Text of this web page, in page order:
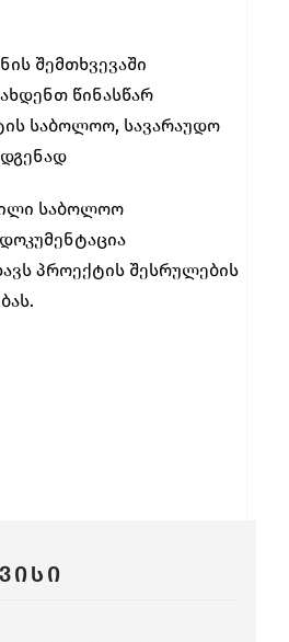
შემთხვევაში
წინასწარ
საბოლოო, სავარაუდო
საბოლოო
პროექტის შესრულების